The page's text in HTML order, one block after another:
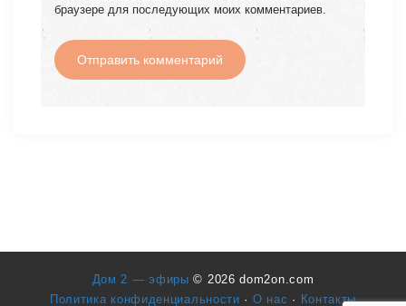
браузере для последующих моих комментариев.
Дом 2 — эфиры© 2026 dom2on.com
Политика конфиденциальности · О нас · Контакты